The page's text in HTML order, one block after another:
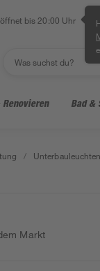
bis 20:00 Uhr
Renovieren Bad &
/ Unterbauleuchten
Markt